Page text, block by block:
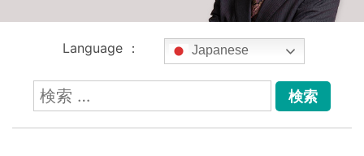
Language ： Japanese
検
索: